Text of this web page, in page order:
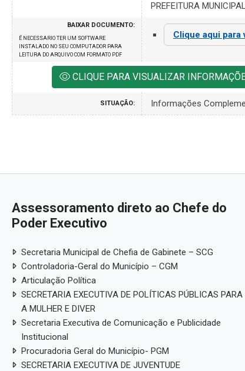
PREFEITURA
BAIXAR DOCUMENTO:
É NECESSARIO TER UM SOFTWARE
INSTALADO NO SEU COMPUTADOR PARA
LEITURA DO ARQUIVO COM FORMATO PDF
Clique aqui para
CLIQUE PARA VISUALIZAR
SITUAÇÃO: Informações
Assessoramento direto ao Chefe do
Poder Executivo
Secretaria Municipal de Chefia de Gabinete – SCG
Controladoria-Geral do Município – CGM
Articulação Política
SECRETARIA EXECUTIVA DE POLÍTICAS PÚBLICAS PARA
A MULHER E DIVER
Secretaria Executiva de Comunicação e Publicidade
Institucional
Procuradoria Geral do Município- PGM
SECRETARIA EXECUTIVA DE JUVENTUDE